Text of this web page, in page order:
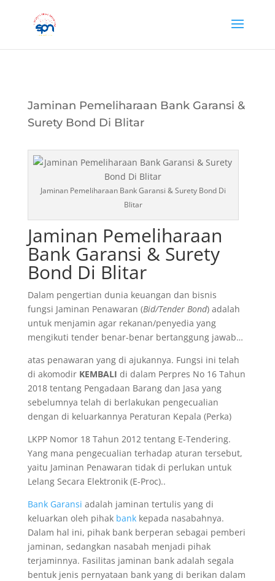
Jaminan Pemeliharaan Bank Garansi &
Surety Bond Di Blitar
Jaminan Pemeliharaan Bank Garansi & Surety Bond Di
Blitar
Jaminan Pemeliharaan
Bank Garansi & Surety
Bond Di Blitar
Dalam pengertian dunia keuangan dan bisnis
fungsi Jaminan Penawaran (Bid/Tender Bond) adalah
untuk menjamin agar rekanan/penyedia yang
mengikuti tender benar-benar bertanggung jawab…
atas penawaran yang di ajukannya. Fungsi ini telah
di akomodir KEMBALI di dalam Perpres No 16 Tahun
2018 tentang Pengadaan Barang dan Jasa yang
sebelumnya telah di berlakukan pengecualian
dengan di keluarkannya Peraturan Kepala (Perka)
LKPP Nomor 18 Tahun 2012 tentang E-Tendering.
Yang mana pengecualian terhadap aturan tersebut,
yaitu Jaminan Penawaran tidak di perlukan untuk
Lelang Secara Elektronik (E-Proc)..
Bank Garansi adalah jaminan tertulis yang di
keluarkan oleh pihak bankkepada nasabahnya.
Dalam hal ini, pihak bank berperan sebagai pemberi
jaminan, sedangkan nasabah menjadi pihak
terjaminnya. Fasilitas jaminan bank adalah segala
bentuk jenis pernyataan bank yang di berikan dalam